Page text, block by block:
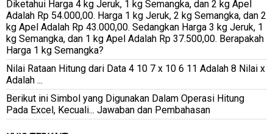
Diketahui Harga 4 kg Jeruk, 1 kg Semangka, dan 2 kg Apel
Adalah Rp 54.000,00. Harga 1 kg Jeruk, 2 kg Semangka, dan 2
kg Apel Adalah Rp 43.000,00. Sedangkan Harga 3 kg Jeruk, 1
kg Semangka, dan 1 kg Apel Adalah Rp 37.500,00. Berapakah
Harga 1 kg Semangka?
Nilai Rataan Hitung dari Data 4 10 7 x 10 6 11 Adalah 8 Nilai x
Adalah ...
Berikut ini Simbol yang Digunakan Dalam Operasi Hitung
Pada Excel, Kecuali... Jawaban dan Pembahasan